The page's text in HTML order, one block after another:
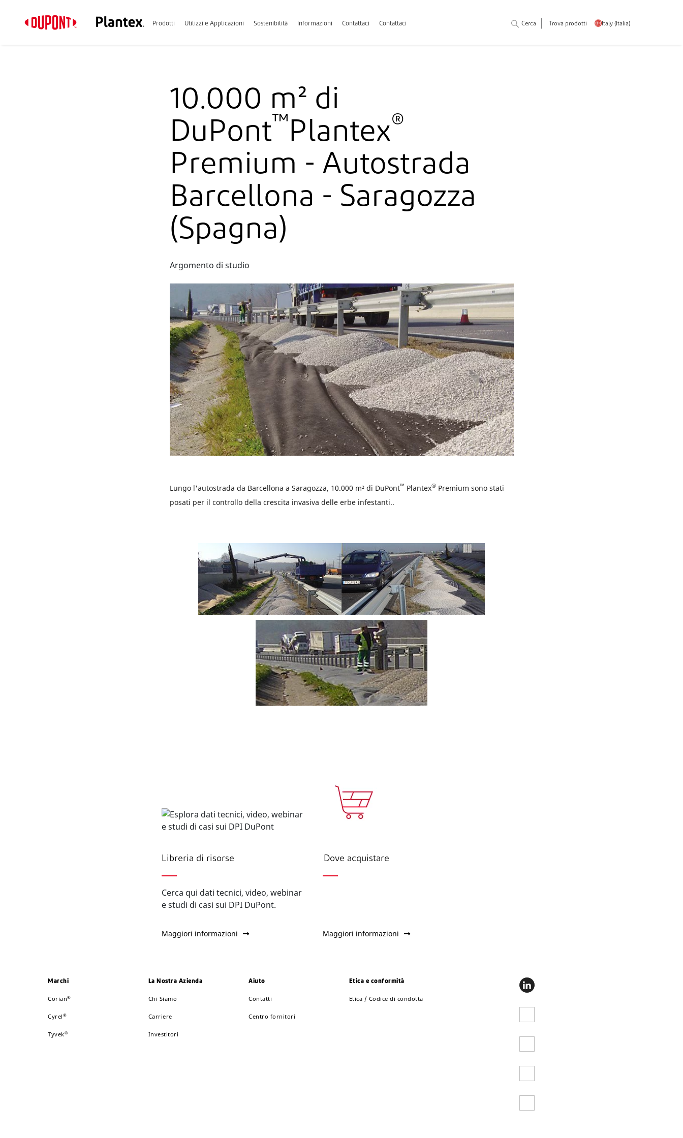
Prodotti Utilizzi e Applicazioni Sostenibilità Informazioni Contattaci Contattaci Cerca Trova prodotti Italy (Italia)
10.000 m² di
DuPont™Plantex®
Premium - Autostrada
Barcellona - Saragozza
(Spagna)
Argomento di studio
Lungo l'autostrada da Barcellona a Saragozza, 10.000 m² di DuPont™ Plantex®Premium sono stati
posati per il controllo della crescita invasiva delle erbe infestanti..
Libreria di risorse
Cerca qui dati tecnici, video, webinar
e studi di casi sui DPI DuPont.
Maggiori informazioni
Dove acquistare
Maggiori informazioni
Marchi
Corian®
Cyrel®
Tyvek®
La Nostra Azienda
Chi Siamo
Carriere
Investitori
Aiuto
Contatti
Centro fornitori
Etica e conformità
Etica / Codice di condotta